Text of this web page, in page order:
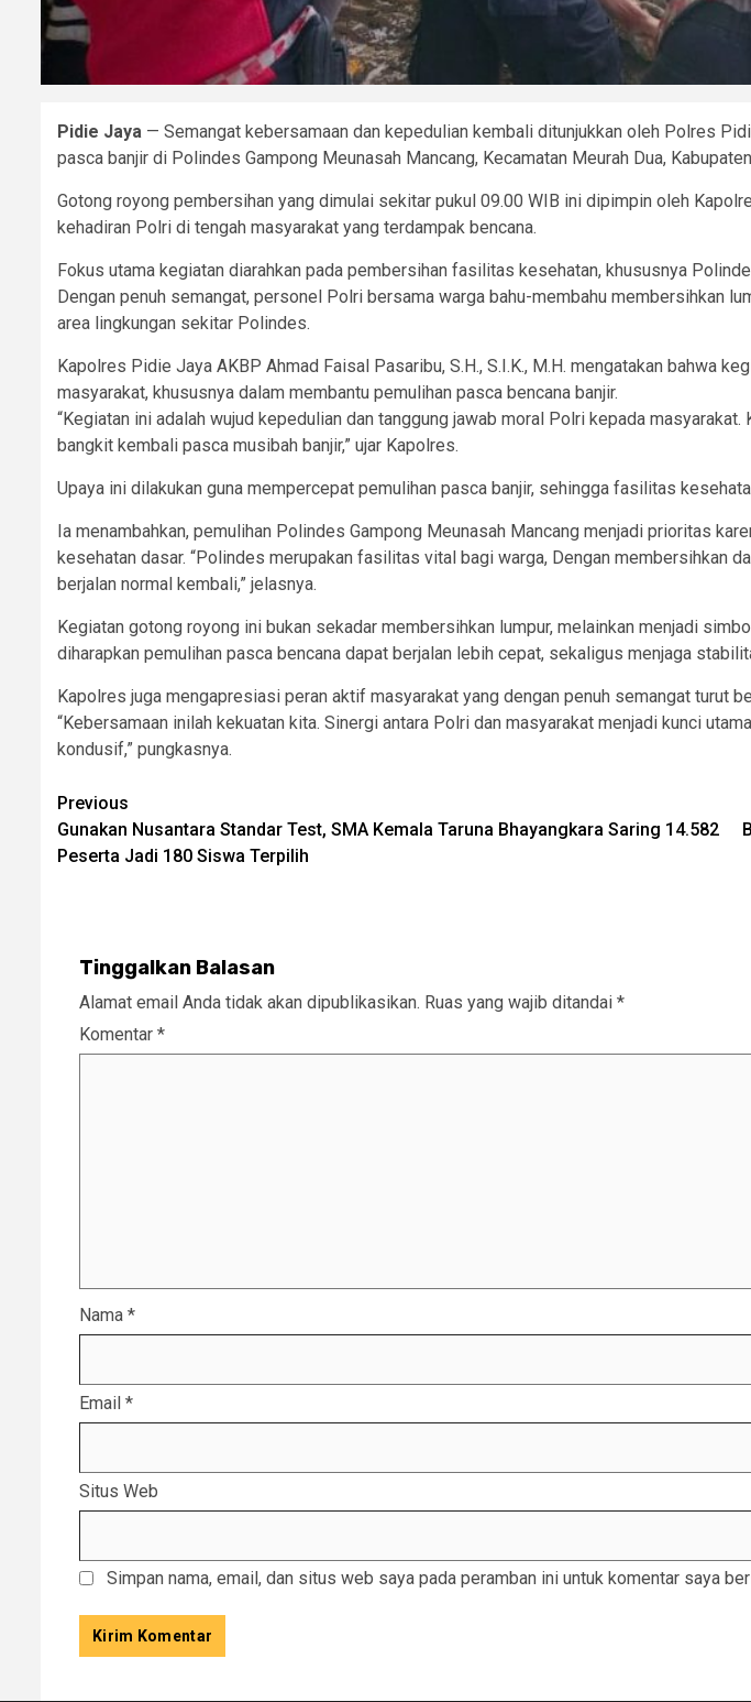
Pidie Jaya — Semangat kebersamaan dan kepedulian kembali ditunjukkan oleh Polres
pasca banjir di Polindes Gampong Meunasah Mancang, Kecamatan Meurah Dua,
Gotong royong pembersihan yang dimulai sekitar pukul 09.00 WIB ini dipimpin oleh
kehadiran Polri di tengah masyarakat yang terdampak bencana.
Fokus utama kegiatan diarahkan pada pembersihan fasilitas kesehatan, khususnya
Dengan penuh semangat, personel Polri bersama warga bahu-membahu membersihkan
area lingkungan sekitar Polindes.
Kapolres Pidie Jaya AKBP Ahmad Faisal Pasaribu, S.H., S.I.K., M.H. mengatakan bahwa
masyarakat, khususnya dalam membantu pemulihan pasca bencana banjir.
“Kegiatan ini adalah wujud kepedulian dan tanggung jawab moral Polri kepada
bangkit kembali pasca musibah banjir,” ujar Kapolres.
Upaya ini dilakukan guna mempercepat pemulihan pasca banjir, sehingga fasilitas
Ia menambahkan, pemulihan Polindes Gampong Meunasah Mancang menjadi prioritas
kesehatan dasar. “Polindes merupakan fasilitas vital bagi warga, Dengan membersihkan
berjalan normal kembali,” jelasnya.
Kegiatan gotong royong ini bukan sekadar membersihkan lumpur, melainkan menjadi
diharapkan pemulihan pasca bencana dapat berjalan lebih cepat, sekaligus menjaga
Kapolres juga mengapresiasi peran aktif masyarakat yang dengan penuh semangat turut
“Kebersamaan inilah kekuatan kita. Sinergi antara Polri dan masyarakat menjadi kunci
kondusif,” pungkasnya.
Post
navigation
Previous
Gunakan Nusantara Standar Test, SMA Kemala Taruna Bhayangkara Saring 14.582
Peserta Jadi 180 Siswa Terpilih
Tinggalkan Balasan
Alamat email Anda tidak akan dipublikasikan. Ruas yang wajib ditandai *
Komentar *
Nama *
Email *
Situs Web
Simpan nama, email, dan situs web saya pada peramban ini untuk komentar saya